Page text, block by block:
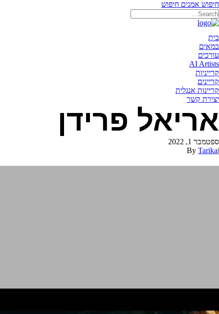
חיפוש אמנים חיפוש
בית
במאים
עורכים
AI Artists
קרייניות
קריינים
קריינות אנגלית
יצירת קשר
אריאל פרידן
ספטמבר 1, 2022
|
By Tarika